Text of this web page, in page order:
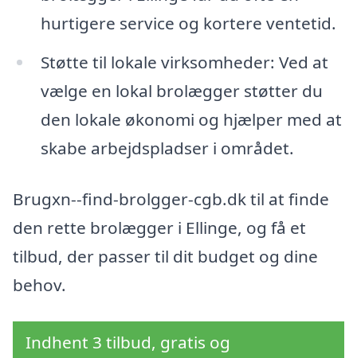
hurtigere service og kortere ventetid.
Støtte til lokale virksomheder: Ved at
vælge en lokal brolægger støtter du
den lokale økonomi og hjælper med at
skabe arbejdspladser i området.
Brugxn--find-brolgger-cgb.dk til at finde
den rette brolægger i Ellinge, og få et
tilbud, der passer til dit budget og dine
behov.
Indhent 3 tilbud, gratis og